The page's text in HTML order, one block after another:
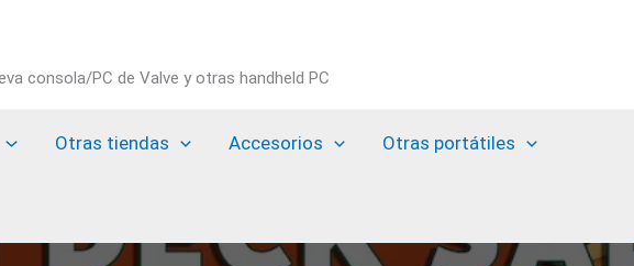
consola/PC de Valve y otras handheld PC
Otras tiendas Accesorios Otras portátiles